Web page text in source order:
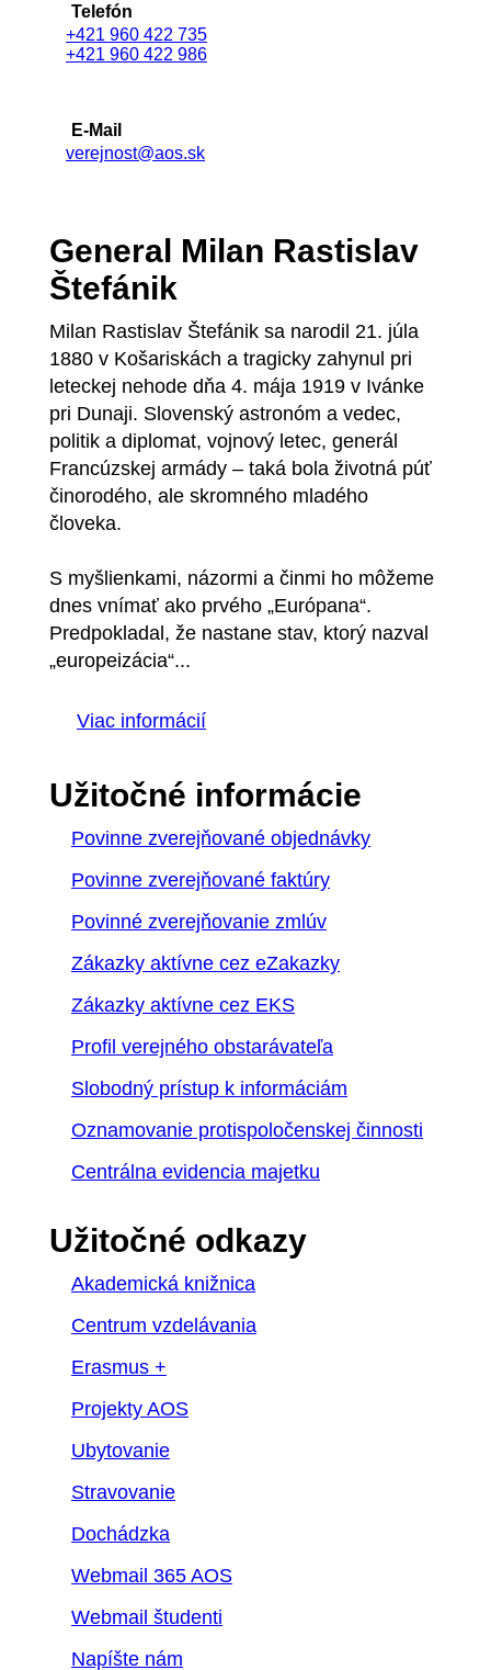
Telefón
+421 960 422 735
+421 960 422 986
E-Mail
verejnost@aos.sk
General Milan Rastislav
Štefánik
Milan Rastislav Štefánik sa narodil 21. júla
1880 v Košariskách a tragicky zahynul pri
leteckej nehode dňa 4. mája 1919 v Ivánke
pri Dunaji. Slovenský astronóm a vedec,
politik a diplomat, vojnový letec, generál
Francúzskej armády – taká bola životná púť
činorodého, ale skromného mladého
človeka.
S myšlienkami, názormi a činmi ho môžeme
dnes vnímať ako prvého „Európana“.
Predpokladal, že nastane stav, ktorý nazval
„europeizácia“...
Viac informácií
Užitočné informácie
Povinne zverejňované objednávky
Povinne zverejňované faktúry
Povinné zverejňovanie zmlúv
Zákazky aktívne cez eZakazky
Zákazky aktívne cez EKS
Profil verejného obstarávateľa
Slobodný prístup k informáciám
Oznamovanie protispoločenskej činnosti
Centrálna evidencia majetku
Užitočné odkazy
Akademická knižnica
Centrum vzdelávania
Erasmus +
Projekty AOS
Ubytovanie
Stravovanie
Dochádzka
Webmail 365 AOS
Webmail študenti
Napíšte nám